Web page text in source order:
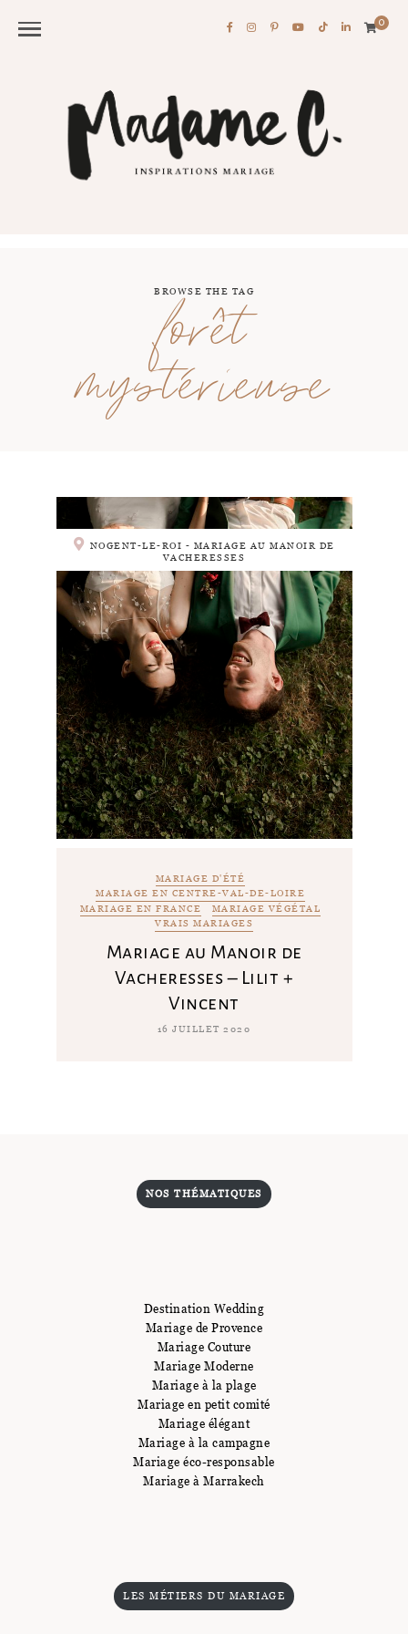
0
BROWSE THE TAG
forêt
mystérieuse
NOGENT-LE-ROI - MARIAGE AU MANOIR DE
VACHERESSES
MARIAGE D'ÉTÉ
MARIAGE EN CENTRE-VAL-DE-LOIRE
MARIAGE EN FRANCE
MARIAGE VÉGÉTAL
VRAIS MARIAGES
Mariage au Manoir de
Vacheresses – Lilit +
Vincent
16 JUILLET 2020
NOS THÉMATIQUES
Destination Wedding
Mariage de Provence
Mariage Couture
Mariage Moderne
Mariage à la plage
Mariage en petit comité
Mariage élégant
Mariage à la campagne
Mariage éco-responsable
Mariage à Marrakech
LES MÉTIERS DU MARIAGE